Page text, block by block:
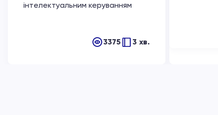
інтелектуальним керуванням
3375 3 хв.